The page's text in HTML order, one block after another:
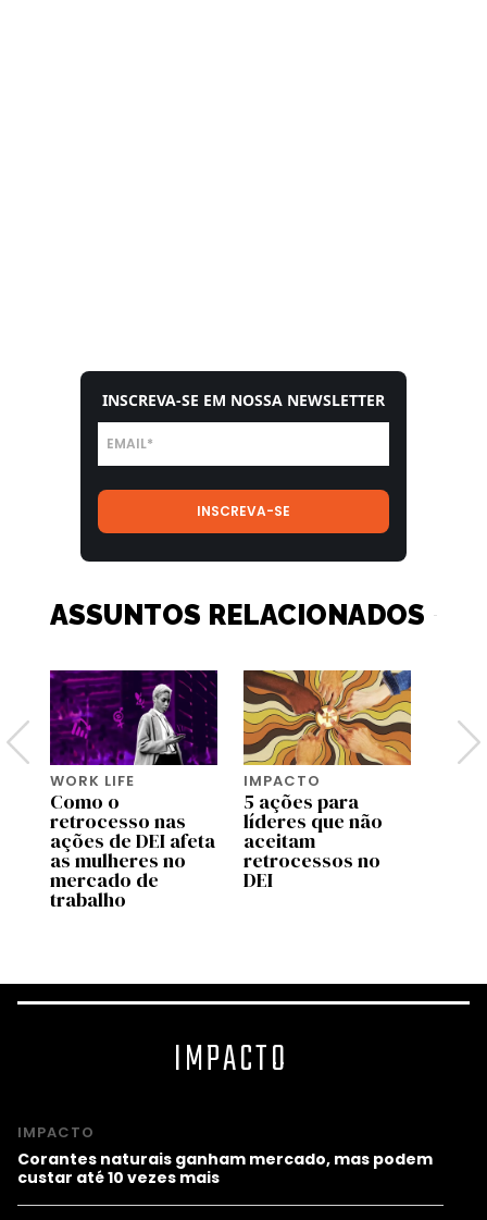
INSCREVA-SE EM NOSSA NEWSLETTER
ASSUNTOS RELACIONADOS
WORK LIFE
Como o
retrocesso nas
ações de DEI afeta
as mulheres no
mercado de
trabalho
IMPACTO
5 ações para
líderes que não
aceitam
retrocessos no
DEI
IMPACTO
IMPACTO
Corantes naturais ganham mercado, mas podem
custar até 10 vezes mais